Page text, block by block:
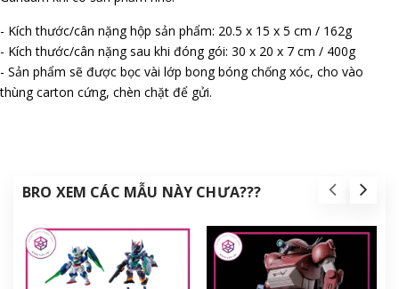
- Kích thước/cân nặng hộp sản phẩm: 20.5 x 15 x 5 cm / 162g
- Kích thước/cân nặng sau khi đóng gói: 30 x 20 x 7 cm / 400g
- Sản phẩm sẽ được bọc vài lớp bong bóng chống xóc, cho vào
thùng carton cứng, chèn chặt để gửi.
BRO XEM CÁC MẪU NÀY CHƯA???